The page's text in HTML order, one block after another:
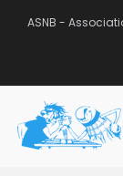
ASNB -